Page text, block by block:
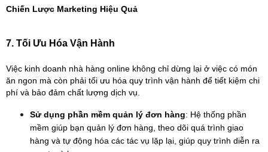
Chiến Lược Marketing Hiệu Quả
7. Tối Ưu Hóa Vận Hành
Việc kinh doanh nhà hàng online không chỉ dừng lại ở việc có món
ăn ngon mà còn phải tối ưu hóa quy trình vận hành để tiết kiệm chi
phí và bảo đảm chất lượng dịch vụ.
Sử dụng phần mềm quản lý đơn hàng: Hệ thống phần
mềm giúp bạn quản lý đơn hàng, theo dõi quá trình giao
hàng và tự động hóa các tác vụ lặp lại, giúp quy trình diễn ra